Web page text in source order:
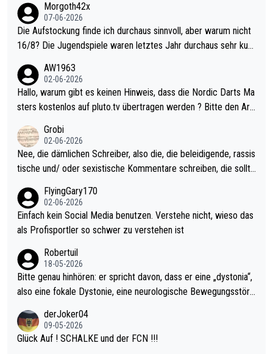
Morgoth42x
07-06-2026
Die Aufstockung finde ich durchaus sinnvoll, aber warum nicht
16/8? Die Jugendspiele waren letztes Jahr durchaus sehr kurz
Allerdings ist Mitchell Lawrie als Nummer 1 der Welt eh qualifi
ziert. Somit ändert die automatische Qualifikation des Weltmei
sters erstmal nichts. Ich denke sie wollen damit für nächstes J
ohl wenig WDF Turniere spielen. Dies war bei Archie Self letzt
es Jahr der Fall. Er musste als amtierender Weltmeister durch
den Qualifier und ich glaube kaum, dass Mitchel sich das (in Ve
gas) antun würde, wenn er doch eigentlich die PDC-WM als Zi
el hat.
AW1963
02-06-2026
Hallo, warum gibt es keinen Hinweis, dass die Nordic Darts Ma
sters kostenlos auf pluto.tv übertragen werden ? Bitte den Arti
Grobi
02-06-2026
Nee, die dämlichen Schreiber, also die, die beleidigende, rassis
tische und/ oder sexistische Kommentare schreiben, die sollte
s Leben in den Griff kriegen. Nur eins wundert mich: Luke Little
r war doch neulich erst derjenige, der über Social Media GvV p
rovoziert hat. Und Littlers Mutter schießt öfters mal gegen Ric
FlyingGary170
02-06-2026
Einfach kein Social Media benutzen. Verstehe nicht, wieso das
als Profisportler so schwer zu verstehen ist
Robertuil
18-05-2026
Bitte genau hinhören: er spricht davon, dass er eine „dystonia“,
also eine fokale Dystonie, eine neurologische Bewegungsstöru
erden, im Arm hat. Und, dass Medikamente ihm helfen! Ich glau
be immer noch, dass sehr viele der Dartits-Fälle fälschlich psy
derJoker04
09-05-2026
Glück Auf ! SCHALKE und der FCN !!!